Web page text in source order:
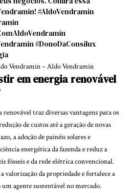
#AldoVendramin
#DonoDaConsilux
Vendramin – Aldo Vendramin
em energia renovável
traz diversas vantagens para os
de custos até a geração de novas
a adoção de painéis solares e
energética da fazenda e reduz a
fósseis e da rede elétrica convencional.
valorização da propriedade e fortalece a
agente sustentável no mercado.